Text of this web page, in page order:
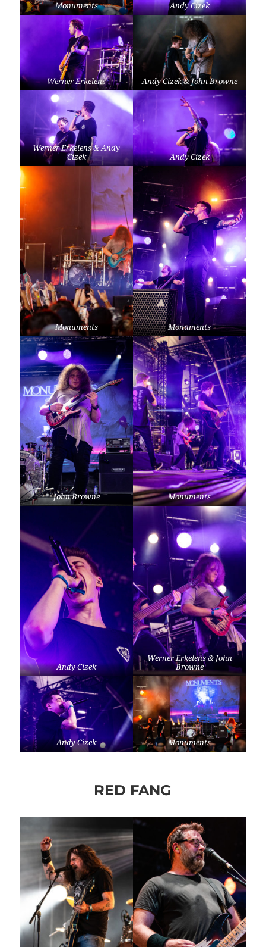
Monuments Andy Cizek
Werner Erkelens Andy Cizek & John Browne
Werner Erkelens & Andy
Cizek
Andy Cizek
Monuments Monuments
John Browne Monuments
Andy Cizek
Werner Erkelens & John
Browne
Andy Cizek Monuments
RED FANG